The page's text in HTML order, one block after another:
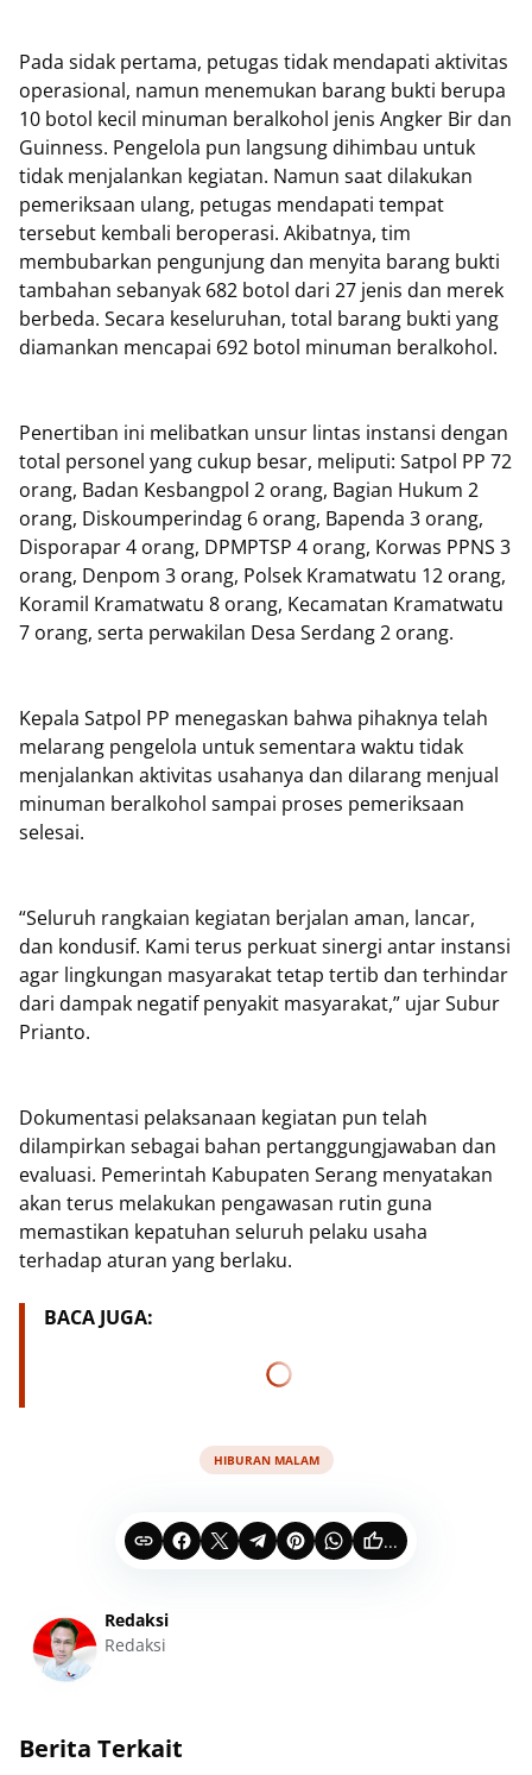
Pada sidak pertama, petugas tidak mendapati aktivitas
operasional, namun menemukan barang bukti berupa
10 botol kecil minuman beralkohol jenis Angker Bir dan
Guinness. Pengelola pun langsung dihimbau untuk
tidak menjalankan kegiatan. Namun saat dilakukan
pemeriksaan ulang, petugas mendapati tempat
tersebut kembali beroperasi. Akibatnya, tim
membubarkan pengunjung dan menyita barang bukti
tambahan sebanyak 682 botol dari 27 jenis dan merek
berbeda. Secara keseluruhan, total barang bukti yang
diamankan mencapai 692 botol minuman beralkohol.
Penertiban ini melibatkan unsur lintas instansi dengan
total personel yang cukup besar, meliputi: Satpol PP 72
orang, Badan Kesbangpol 2 orang, Bagian Hukum 2
orang, Diskoumperindag 6 orang, Bapenda 3 orang,
Disporapar 4 orang, DPMPTSP 4 orang, Korwas PPNS 3
orang, Denpom 3 orang, Polsek Kramatwatu 12 orang,
Koramil Kramatwatu 8 orang, Kecamatan Kramatwatu
7 orang, serta perwakilan Desa Serdang 2 orang.
Kepala Satpol PP menegaskan bahwa pihaknya telah
melarang pengelola untuk sementara waktu tidak
menjalankan aktivitas usahanya dan dilarang menjual
minuman beralkohol sampai proses pemeriksaan
selesai.
“Seluruh rangkaian kegiatan berjalan aman, lancar,
dan kondusif. Kami terus perkuat sinergi antar instansi
agar lingkungan masyarakat tetap tertib dan terhindar
dari dampak negatif penyakit masyarakat,” ujar Subur
Prianto.
Dokumentasi pelaksanaan kegiatan pun telah
dilampirkan sebagai bahan pertanggungjawaban dan
evaluasi. Pemerintah Kabupaten Serang menyatakan
akan terus melakukan pengawasan rutin guna
memastikan kepatuhan seluruh pelaku usaha
terhadap aturan yang berlaku.
BACA JUGA:
HIBURAN MALAM
...
Redaksi
Redaksi
Berita Terkait